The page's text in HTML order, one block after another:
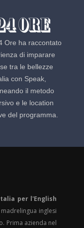
Ore ha raccontato
di imparare
tra le bellezze
con Speak,
il metodo
e le location
del programma.
per l'English
inglesi
Prima azienda nel